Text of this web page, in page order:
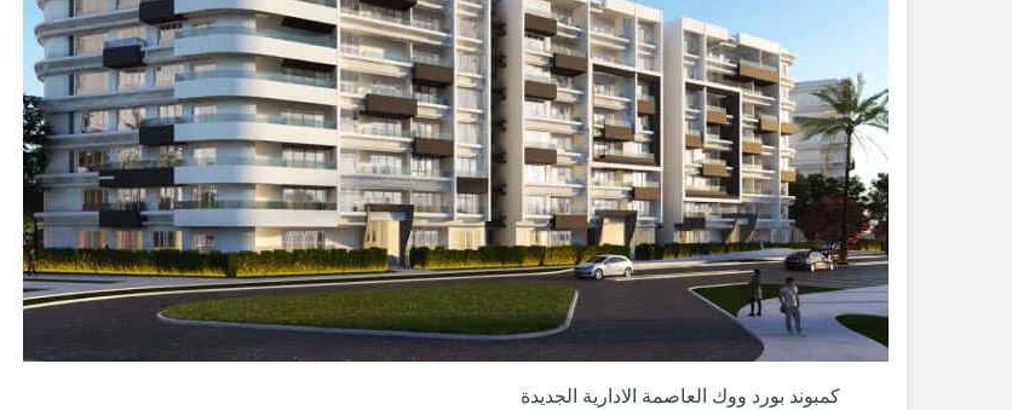
كمبوند بورد ووك العاصمة الادارية الجديدة